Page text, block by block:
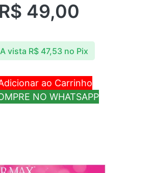
R$ 49,00
A vista R$47,53 no Pix
ao Carrinho
NO WHATSAPP